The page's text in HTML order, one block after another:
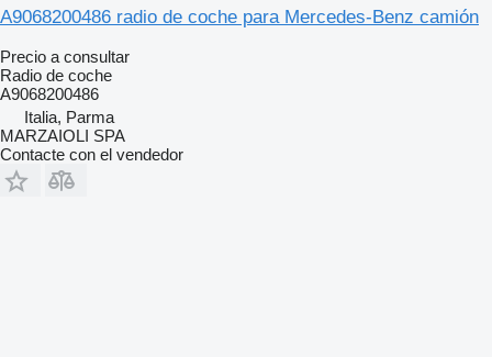
A9068200486 radio de coche para Mercedes-Benz camión
Precio a consultar
Radio de coche
A9068200486
Italia, Parma
MARZAIOLI SPA
Contacte con el vendedor